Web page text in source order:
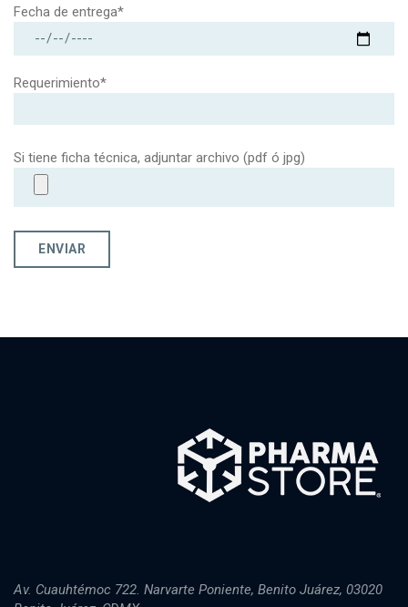
Fecha de entrega*
Requerimiento*
Si tiene ficha técnica, adjuntar archivo (pdf ó jpg)
Av. Cuauhtémoc 722. Narvarte Poniente, Benito Juárez, 03020